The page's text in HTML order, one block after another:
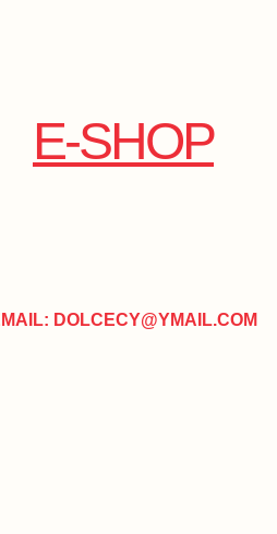
E-SHOP
DOLCECY@YMAIL.COM